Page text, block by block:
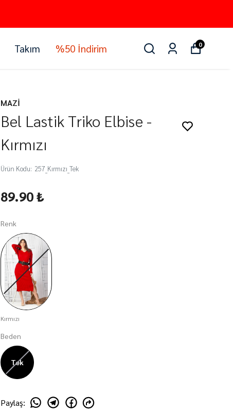
Takım %50 İndirim 0
MAZİ
Bel Lastik Triko Elbise -
Kırmızı
Ürün Kodu: 257_Kırmızı_Tek
89.90 ₺
Renk
Kırmızı
Beden
Tek
Paylaş: